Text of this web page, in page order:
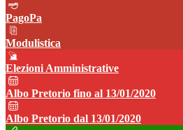
PagoPa
Modulistica
Elezioni Amministrative
Albo Pretorio fino al 13/01/2020
Albo Pretorio dal 13/01/2020